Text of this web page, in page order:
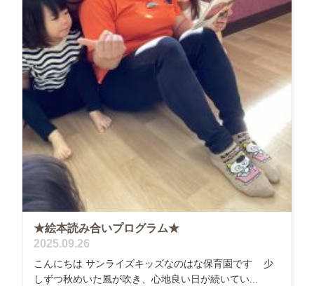
★絵本読み合いプログラム★
2025.09.26
こんにちは サンライズキッズなのはな保育園です 少
しずつ秋めいた風が吹き、心地良い日が続いてい...